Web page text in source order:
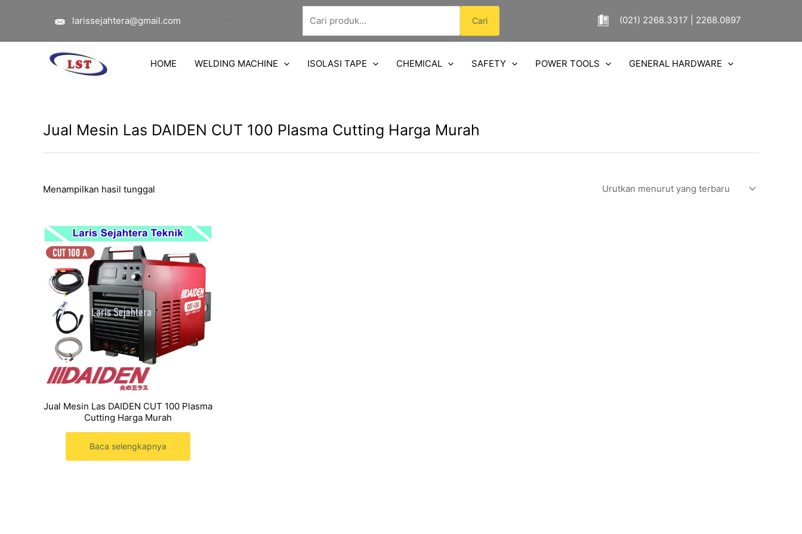
larissejahtera@gmail.com
Pencarian
untuk:
Cari (021) 2268.3317 | 2268.0897
HOME WELDING MACHINE ISOLASI TAPE CHEMICAL SAFETY POWER TOOLS GENERAL HARDWARE
Jual Mesin Las DAIDEN CUT 100 Plasma Cutting Harga Murah
Menampilkan hasil tunggal
Jual Mesin Las DAIDEN CUT 100 Plasma
Cutting Harga Murah
Baca selengkapnya